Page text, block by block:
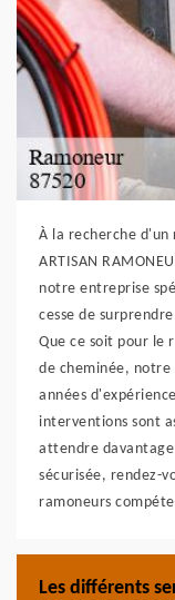
À la recherche d'un
ARTISAN
notre entreprise
cesse de
Que ce soit pour le
de cheminée, notre
années
interventions sont
attendre
sécurisée, rendez-
ramoneurs
Les différents